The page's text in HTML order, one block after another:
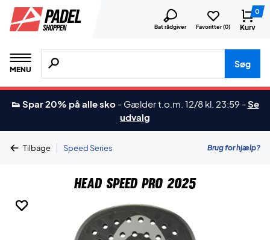
Bat rådgiver Favoritter (0)
0
Kurv
MENU
Søg efter produkter, mærker etc.
Søg
👟 Spar 20% på alle sko - Gælder t.o.m. 12/8 kl. 23:59 -Se
udvalg
Tilbage | Speed Series Brug for hjælp?
Head Speed Pro 2025